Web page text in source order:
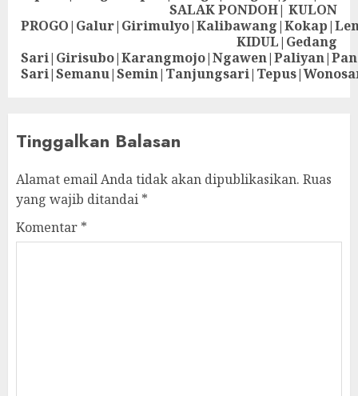
SALAK PONDOH| KULON
KIDUL|Gedang
Tinggalkan Balasan
Alamat email Anda tidak akan dipublikasikan. Ruas
yang wajib ditandai *
Komentar *